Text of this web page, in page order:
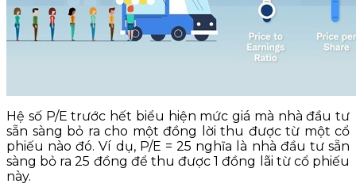
Hệ số P/E trước hết biểu hiện mức giá mà nhà đầu tư
sẵn sàng bỏ ra cho một đồng lời thu được từ một cổ
phiếu nào đó. Ví dụ, P/E = 25 nghĩa là nhà đầu tư sẵn
sàng bỏ ra 25 đồng để thu được 1 đồng lãi từ cổ phiếu
này.